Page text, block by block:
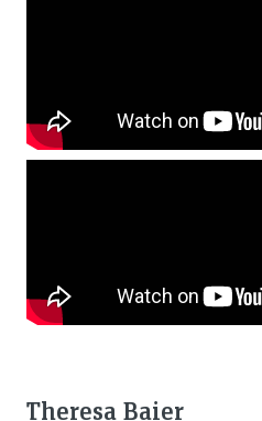
Theresa Baier